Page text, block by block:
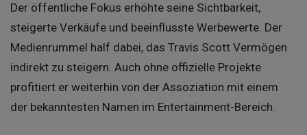
Der öffentliche Fokus erhöhte seine Sichtbarkeit,
steigerte Verkäufe und beeinflusste Werbewerte. Der
Medienrummel half dabei, das Travis Scott Vermögen
indirekt zu steigern. Auch ohne offizielle Projekte
profitiert er weiterhin von der Assoziation mit einem
der bekanntesten Namen im Entertainment-Bereich.